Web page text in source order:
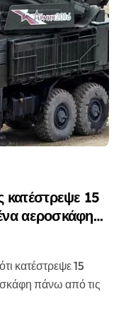
15
αεροσκάφη
πάνω από τις